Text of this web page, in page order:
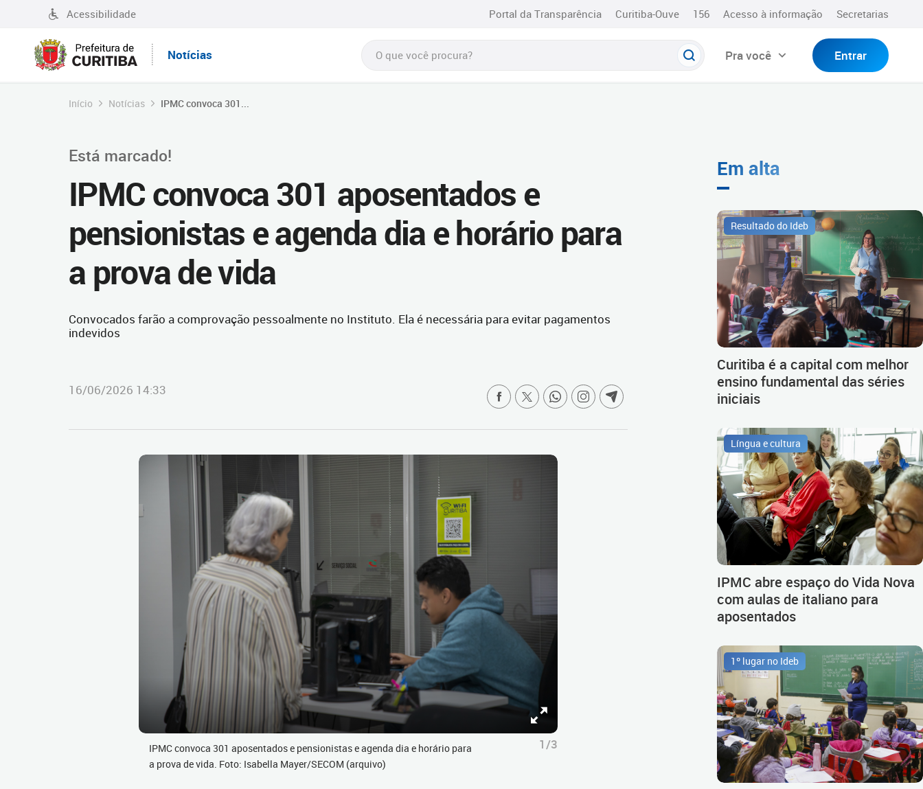
Acessibilidade Portal da Transparência Curitiba-Ouve 156 Acesso à informação Secretarias
Notícias Pra você Entrar
Início Notícias IPMC convoca 301...
Está marcado!
IPMC convoca 301 aposentados e
pensionistas e agenda dia e horário para
a prova de vida
Convocados farão a comprovação pessoalmente no Instituto. Ela é necessária para evitar pagamentos
indevidos
16/06/2026 14:33
IPMC convoca 301 aposentados e pensionistas e agenda dia e horário para
a prova de vida. Foto: Isabella Mayer/SECOM (arquivo)
1/3
Em alta
Resultado do Ideb
Curitiba é a capital com melhor
ensino fundamental das séries
iniciais
Língua e cultura
IPMC abre espaço do Vida Nova
com aulas de italiano para
aposentados
1º lugar no Ideb